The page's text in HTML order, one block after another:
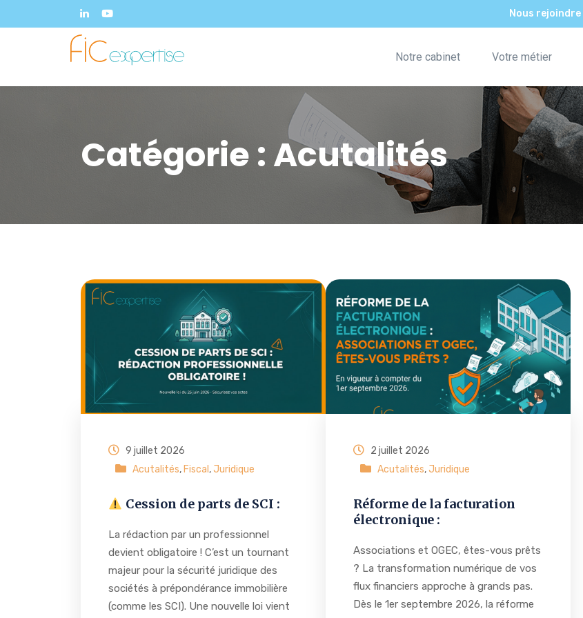
Nous rejoindre
Notre cabinet Votre métier
Catégorie :Acutalités
9 juillet 2026
Acutalités, Fiscal ,Juridique
Cession de parts de SCI :
La rédaction par un professionnel
devient obligatoire ! C’est un tournant
majeur pour la sécurité juridique des
sociétés à prépondérance immobilière
(comme les SCI). Une nouvelle loi vient
2 juillet 2026
Acutalités,Juridique
Réforme de la facturation
électronique :
Associations et OGEC, êtes-vous prêts
? La transformation numérique de vos
flux financiers approche à grands pas.
Dès le 1er septembre 2026, la réforme